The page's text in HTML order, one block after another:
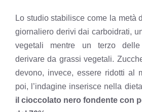
Lo studio stabilisce come la metà
giornaliero derivi dai carboidrati,
vegetali mentre un terzo
derivare da grassi vegetali.
devono, invece, essere ridotti al
poi, l’indagine inserisce nella
il cioccolato nero fondente con